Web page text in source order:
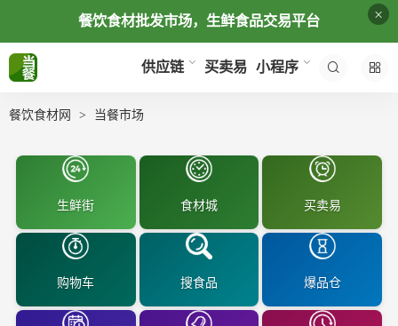
餐饮食材批发市场，生鲜食品交易平台 ×
供应链 买卖易 小程序
餐饮食材网 当餐市场
生鲜街 食材城 买卖易
购物车 搜食品 爆品仓